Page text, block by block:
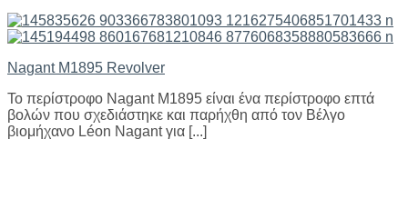
Nagant M1895 Revolver
Το περίστροφο Nagant M1895 είναι ένα περίστροφο επτά
βολών που σχεδιάστηκε και παρήχθη από τον Βέλγο
βιομήχανο Léon Nagant για [...]